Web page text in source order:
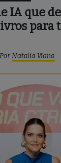
IA que
para
PorNatalia Viana